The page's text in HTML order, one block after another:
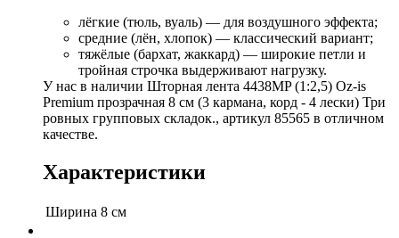
лёгкие (тюль, вуаль) — для воздушного эффекта;
средние (лён, хлопок) — классический вариант;
тяжёлые (бархат, жаккард) — широкие петли и
тройная строчка выдерживают нагрузку.
У нас в наличии Шторная лента 4438MP (1:2,5) Oz-is
Premium прозрачная 8 см (3 кармана, корд - 4 лески) Три
ровных групповых складок., артикул 85565 в отличном
качестве.
Характеристики
Ширина 8 см